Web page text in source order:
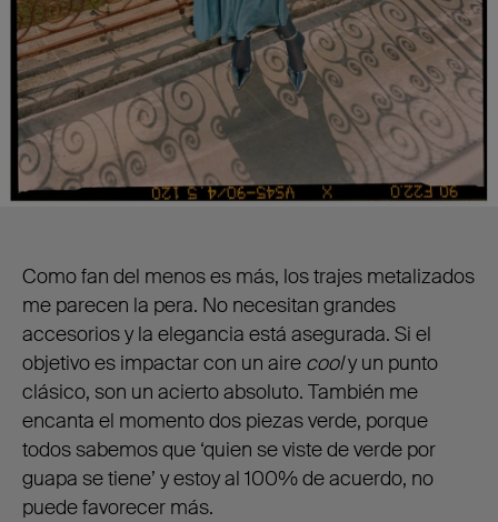
Como fan del menos es más, los trajes metalizados
me parecen la pera. No necesitan grandes
accesorios y la elegancia está asegurada. Si el
objetivo es impactar con un aire cooly un punto
clásico, son un acierto absoluto. También me
encanta el momento dos piezas verde, porque
todos sabemos que ‘quien se viste de verde por
guapa se tiene’ y estoy al 100% de acuerdo, no
puede favorecer más.